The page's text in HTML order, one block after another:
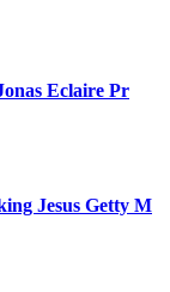
Eclaire Pr
Jesus Getty M